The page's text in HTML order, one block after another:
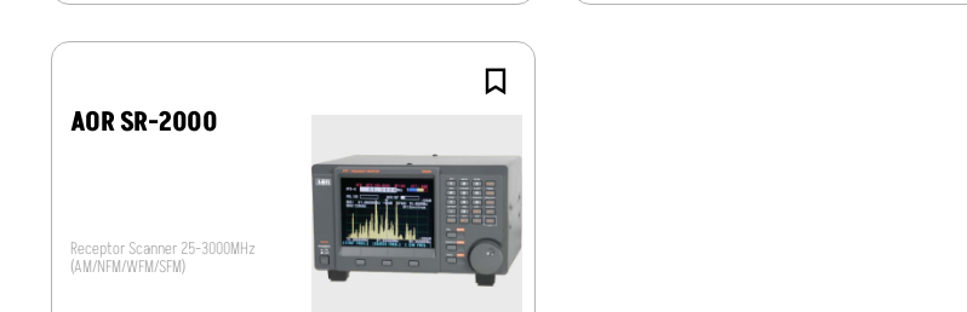
AOR SR-2000
Receptor Scanner 25-3000MHz
(AM/NFM/WFM/SFM)